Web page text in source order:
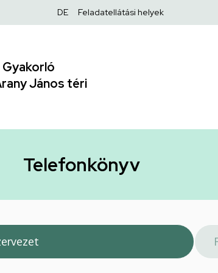
Felső
DE Feladatellátási helyek
János téri
Telefonkönyv